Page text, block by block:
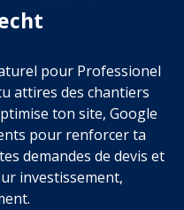
pour Professionel
attires des chantiers
ton site, Google
pour renforcer ta
demandes de devis et
investissement,